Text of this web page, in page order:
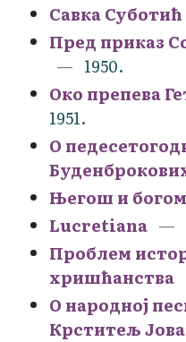
Савка Суботић
Пред приказ
1950.
Око препева
1951.
О
Његош и
Lucretiana
Проблем
хришћанства
О народној
Крститељ